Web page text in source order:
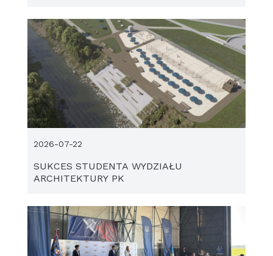
SUKCES STUDENTA WYDZIAŁU
ARCHITEKTURY PK
2026-07-22